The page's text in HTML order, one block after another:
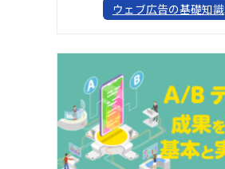
ウェブ広告の基礎知識